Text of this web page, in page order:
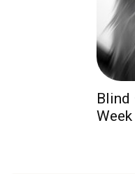
Blind